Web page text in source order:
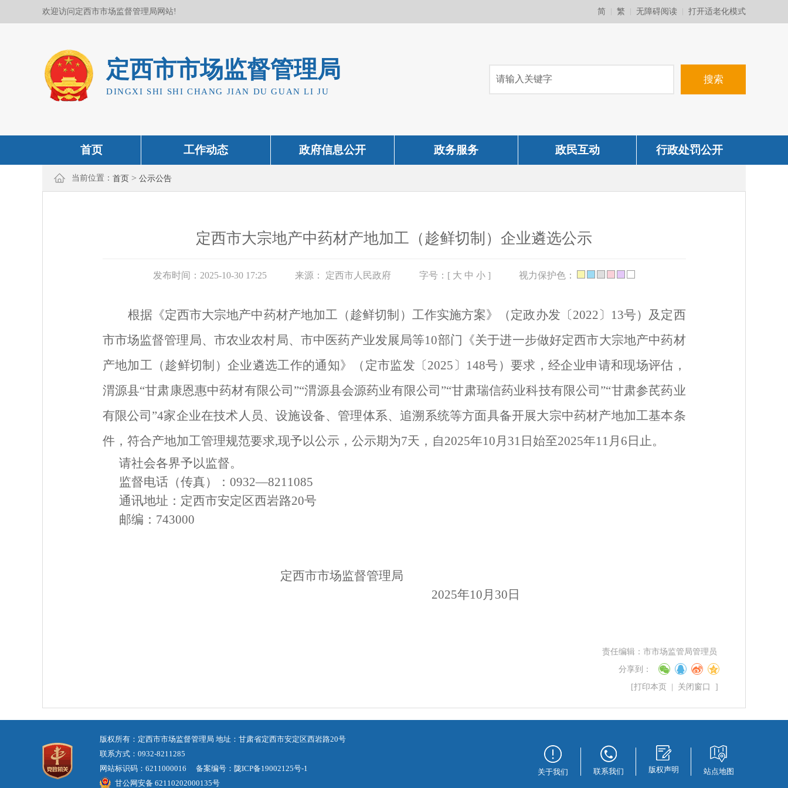
欢迎访问定西市市场监督管理局网站! 简 繁 无障碍阅读 打开适老化模式
定西市市场监督管理局
DINGXI SHI SHI CHANG JIAN DU GUAN LI JU
首页 工作动态 政府信息公开 政务服务 政民互动 行政处罚公开
当前位置： 首页 > 公示公告
定西市大宗地产中药材产地加工（趁鲜切制）企业遴选公示
发布时间：2025-10-30 17:25 来源： 定西市人民政府 字号：[ 大 中 小 ] 视力保护色：
根据《定西市大宗地产中药材产地加工（趁鲜切制）工作实施方案》（定政办发〔2022〕 13号）及定西
市市场监督管理局、 市农业农村局、 市中医药产业发展局等10部门《关于进一步做好定西市大宗地产中药材
产地加工（趁鲜切制）企业遴选工作的通知》（ 定市监发〔2025 〕 148号）要求 ，经企业申请和现场评估 ，
渭源县“甘肃康恩惠中药材有限公司”“渭源县会源药业有限公司”“甘肃瑞信药业科技有限公司”“甘肃参芪药业
有限公司”4家企业在技术人员、设施设备、管理体系、追溯系统等方面具备开展大宗中药材产地加工基本条
件，符合产地加工管理规范要求,现予以公示，公示期为7天，自2025年10月 31 日始至2025年11 月 6 日止。
请社会各界予以监督。
监督电话（传真）： 0932—8211085
通讯地址： 定西市安定区西岩路20号
邮编： 743000
定西市市场监督管理局
2025年10月 30 日
责任编辑： 市市场监管局管理员
分享到：
[打印本页 关闭窗口 ]
版权所有：定西市市场监督管理局 地址：甘肃省定西市安定区西岩路20号
联系方式：0932-8211285
网站标识码：6211000016 备案编号： 陇ICP备19002125号-1
甘公网安备 62110202000135号
关于我们 联系我们 版权声明 站点地图